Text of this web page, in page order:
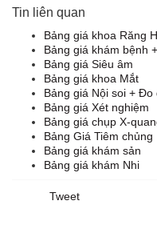
Tin liên quan
Bảng giá khoa Răng
Bảng giá khám bệnh
Bảng giá Siêu âm
Bảng giá khoa Mắt
Bảng giá Nội soi + Đo
Bảng giá Xét nghiệm
Bảng giá chụp X-
Bảng Giá Tiêm chủng
Bảng giá khám sản
Bảng giá khám Nhi
Tweet